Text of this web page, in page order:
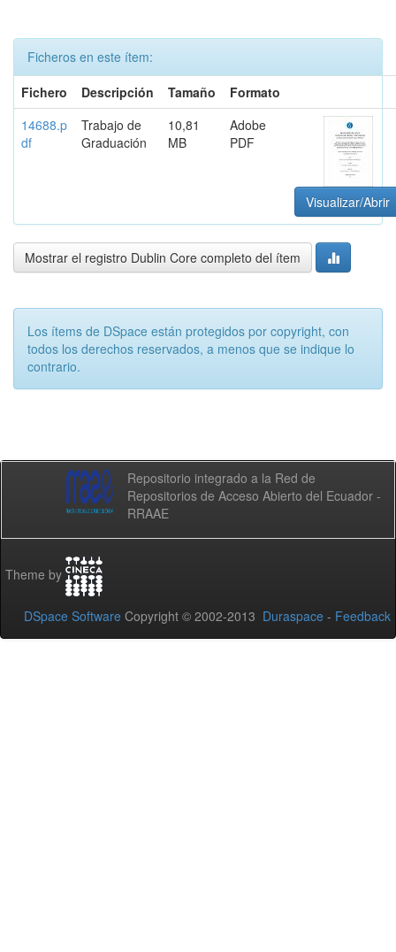
Ficheros en este ítem:
Fichero
Descripción Tamaño
Formato
14688.p
df
Trabajo de
Graduación
10,81
MB
Adobe
PDF
Visualizar/Abrir
Mostrar el registro Dublin Core completo del ítem
Los ítems de DSpace están protegidos por copyright, con
todos los derechos reservados, a menos que se indique lo
contrario.
Repositorio integrado a la Red de
Repositorios de Acceso Abierto del Ecuador -
RRAAE
Theme by
DSpace Software Copyright © 2002-2013 Duraspace - Feedback